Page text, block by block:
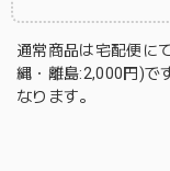
通常商品は宅配便に
縄・離島:2,000円)で
なります。